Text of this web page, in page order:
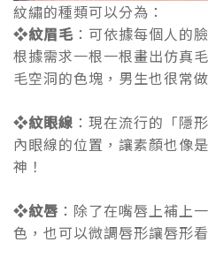
紋繡的種類可以分為：
❖紋眉毛 ：可依據每個人的
根據需求一根一根畫出仿真
毛空洞的色塊，男生也很常做
❖紋眼線 ：現在流行的「隱
內眼線的位置，讓素顏也像
神！
❖紋唇 ：除了在嘴唇上補上
色，也可以微調唇形讓唇形